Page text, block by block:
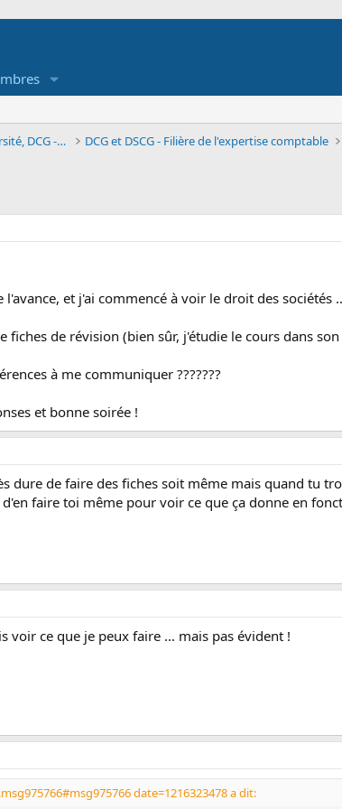
Forum des étudiants en DUT- Université, DCG - DSCG DCG et DSCG - Filière de l'expertise comptable
l'avance, et j'ai commencé à voir le droit des
fiches de révision (bien sûr, j'étudie le cours dans
à me communiquer ???????
et bonne soirée !
dure de faire des fiches soit même mais quand tu
d'en faire toi même pour voir ce que ça donne en
voir ce que je peux faire ... mais pas évident !
date=1216323478 a dit: